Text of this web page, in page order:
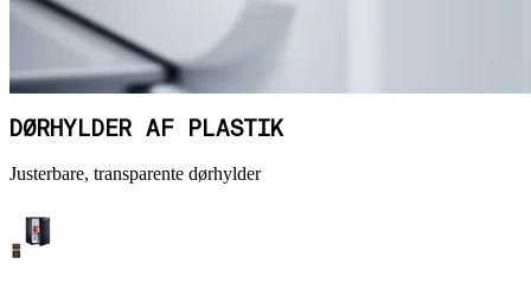
DØRHYLDER AF PLASTIK
Justerbare, transparente dørhylder